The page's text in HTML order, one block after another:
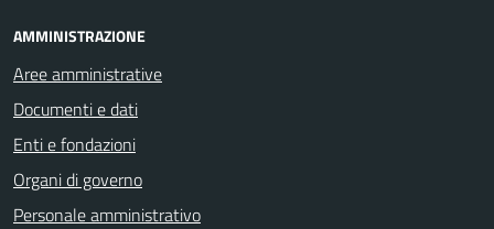
AMMINISTRAZIONE
Aree amministrative
Documenti e dati
Enti e fondazioni
Organi di governo
Personale amministrativo